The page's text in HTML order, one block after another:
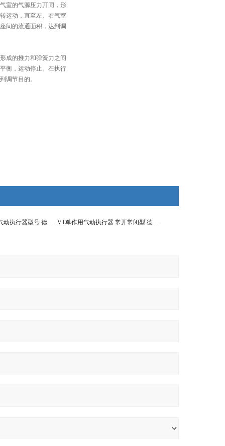
室的气源压力丌同，形
运动，直至左、右气室
间的流通面积，达到调
成的推力和弹簧力之间
衡，运动停止。在执行
调节目的。
VT气动执行装置 气动执行器型号 德国VATTEN
VT单作用气动执行器 常开常闭型 德国VATTEN